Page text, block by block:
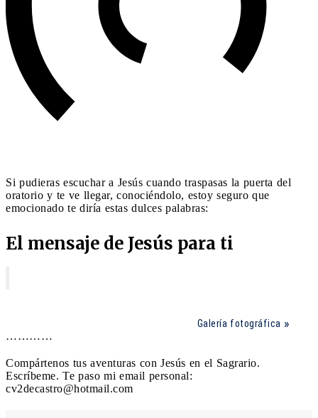
Si pudieras escuchar a Jesús cuando traspasas la puerta del
oratorio y te ve llegar, conociéndolo, estoy seguro que
emocionado te diría estas dulces palabras:
El mensaje de Jesús para ti
Galería fotográfica
…………
Compártenos tus aventuras con Jesús en el Sagrario.
Escríbeme. Te paso mi email personal:
cv2decastro@hotmail.com